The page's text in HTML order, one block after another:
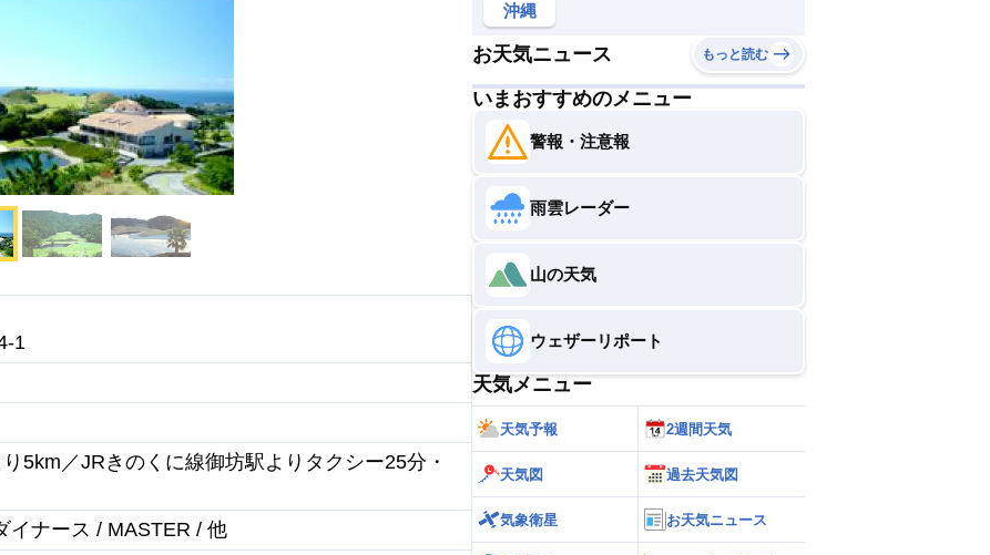
1
5km／JRきのくに線御坊駅よりタクシー25分・
イナース / MASTER / 他
沖縄
お天気ニュース もっと読む
いまおすすめのメニュー
警報・注意報
雨雲レーダー
山の天気
ウェザーリポート
天気メニュー
天気予報 2週間天気
天気図 過去天気図
気象衛星 お天気ニュース